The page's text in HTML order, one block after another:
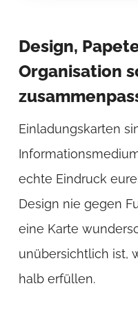
Design,
Organisation
Einladungskarten
echte Eindruck
Design nie gegen
eine Karte
unübersichtlich ist,
halb erfüllen.